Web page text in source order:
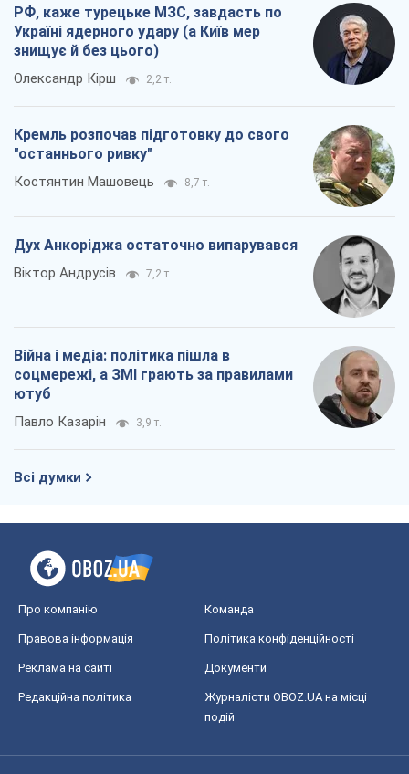
РФ, каже турецьке МЗС, завдасть по
Україні ядерного удару (а Київ мер
знищує й без цього)
Олександр Кірш 2,2 т.
Кремль розпочав підготовку до свого
"останнього ривку"
Костянтин Машовець 8,7 т.
Дух Анкоріджа остаточно випарувався
Віктор Андрусів 7,2 т.
Війна і медіа: політика пішла в
соцмережі, а ЗМІ грають за правилами
ютуб
Павло Казарін 3,9 т.
Всі думки
Про компанію Команда
Правова інформація Політика конфіденційності
Реклама на сайті Документи
Редакційна політика
Журналісти OBOZ.UA на місці
подій